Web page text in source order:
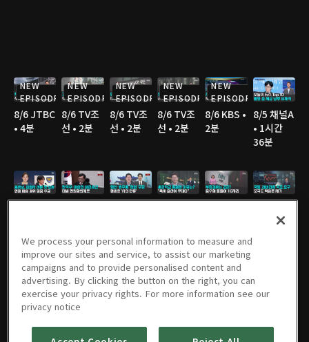
NEW
EPISODE
8/6 JTBC
• 4분
NEW
EPISODE
8/6 TV조
선 • 2분
NEW
EPISODE
8/6 TV조
선 • 2분
NEW
EPISODE
8/6 TV조
선 • 2분
NEW
EPISODE
8/6 KBS •
2분
8/5 채널A
• 1시간
36분
선 • 3분
8/5 TV조
선 • 3분
8/5 MBC
• 3분
8/5 YTN •
3분
8/5 YTN •
3분
8/4 채널A
• 1시간
8/4 JTBC
• 2분
We process your personal information to measure and
improve our sites and service, to assist our marketing
campaigns and to provide personalised content and
advertising. By clicking the button on the right, you can
exercise your privacy rights. For more information see our
privacy notice